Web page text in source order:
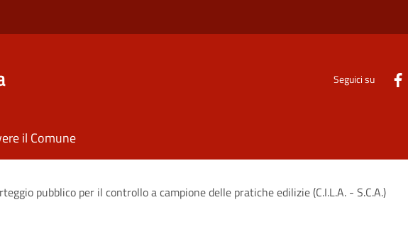
Seguici su
il Comune
pubblico per il controllo a campione delle pratiche edilizie (C.I.L.A. - S.C.A.)